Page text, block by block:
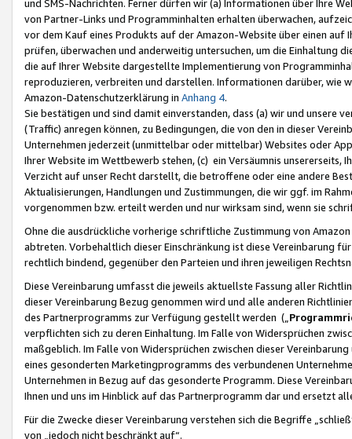
und SMS-Nachrichten. Ferner dürfen wir (a) Informationen über Ihre
von Partner-Links und Programminhalten erhalten überwachen,
vor dem Kauf eines Produkts auf der Amazon-Website über einen
prüfen, überwachen und anderweitig untersuchen, um die Einhaltung
die auf Ihrer Website dargestellte Implementierung von
reproduzieren, verbreiten und darstellen. Informationen darüber, wie
Amazon-Datenschutzerklärung in Anhang 4.
Sie bestätigen und sind damit einverstanden, dass (a) wir und
(Traffic) anregen können, zu Bedingungen, die von den in dieser
Unternehmen jederzeit (unmittelbar oder mittelbar) Websites oder
Ihrer Website im Wettbewerb stehen, (c) ein Versäumnis unsererseits,
Verzicht auf unser Recht darstellt, die betroffene oder eine andere
Aktualisierungen, Handlungen und Zustimmungen, die wir ggf. im
vorgenommen bzw. erteilt werden und nur wirksam sind, wenn sie
Ohne die ausdrückliche vorherige schriftliche Zustimmung von
abtreten. Vorbehaltlich dieser Einschränkung ist diese Vereinbarung
rechtlich bindend, gegenüber den Parteien und ihren jeweiligen
Diese Vereinbarung umfasst die jeweils aktuellste Fassung aller
dieser Vereinbarung Bezug genommen wird und alle anderen
des Partnerprogramms zur Verfügung gestellt werden („
verpflichten sich zu deren Einhaltung. Im Falle von Widersprüchen
maßgeblich. Im Falle von Widersprüchen zwischen dieser
eines gesonderten Marketingprogramms des verbundenen
Unternehmen in Bezug auf das gesonderte Programm. Diese
Ihnen und uns im Hinblick auf das Partnerprogramm dar und ersetzt
Für die Zwecke dieser Vereinbarung verstehen sich die Begriffe
von „jedoch nicht beschränkt auf“.